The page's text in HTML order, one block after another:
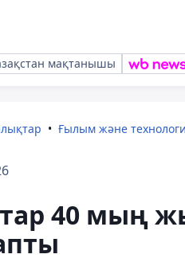
мақтанышы
Ғылым және
40 мың